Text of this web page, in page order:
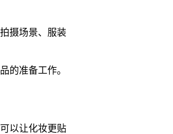
摄场景、服装
的准备工作。
以让化妆更贴